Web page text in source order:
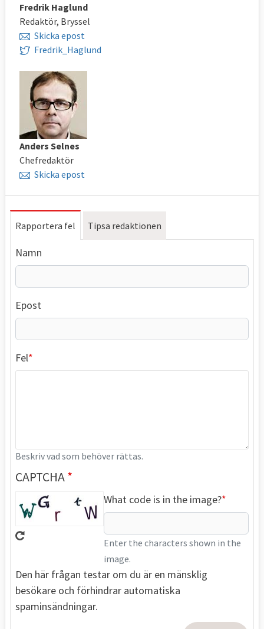
Fredrik Haglund
Redaktör, Bryssel
Skicka epost
Fredrik_Haglund
Anders Selnes
Chefredaktör
Skicka epost
Rapportera fel Tipsa redaktionen
Namn
Epost
Fel
Beskriv vad som behöver rättas.
CAPTCHA
What code is in the image?
Enter the characters shown in the
image.
Den här frågan testar om du är en mänsklig
besökare och förhindrar automatiska
spaminsändningar.